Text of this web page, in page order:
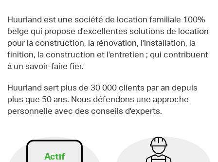
Huurland est une société de location familiale 100%
belge qui propose d'excellentes solutions de location
pour la construction, la rénovation, l'installation, la
finition, la construction et l'entretien ; qui contribuent
à un savoir-faire fier.
Huurland sert plus de 30 000 clients par an depuis
plus que 50 ans. Nous défendons une approche
personnelle avec des conseils d'experts.
Actif